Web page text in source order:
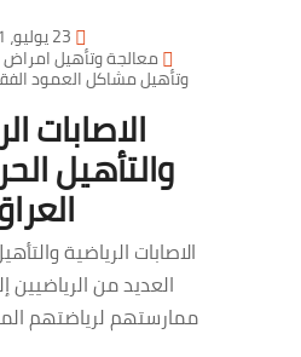
معالجة وتأهيل
وتأهيل مشاكل العمود
الاصابات
والتأهيل
الاصابات الرياضية
العديد من الرياضيين
ممارستهم لرياضتهم